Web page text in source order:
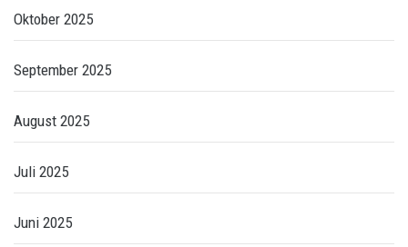
Oktober 2025
September 2025
August 2025
Juli 2025
Juni 2025